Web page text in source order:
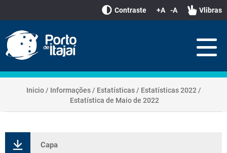
Contraste +A -A Vlibras
Inicio / Informações / Estatísticas / Estatísticas 2022 /
Estatística de Maio de 2022
Capa